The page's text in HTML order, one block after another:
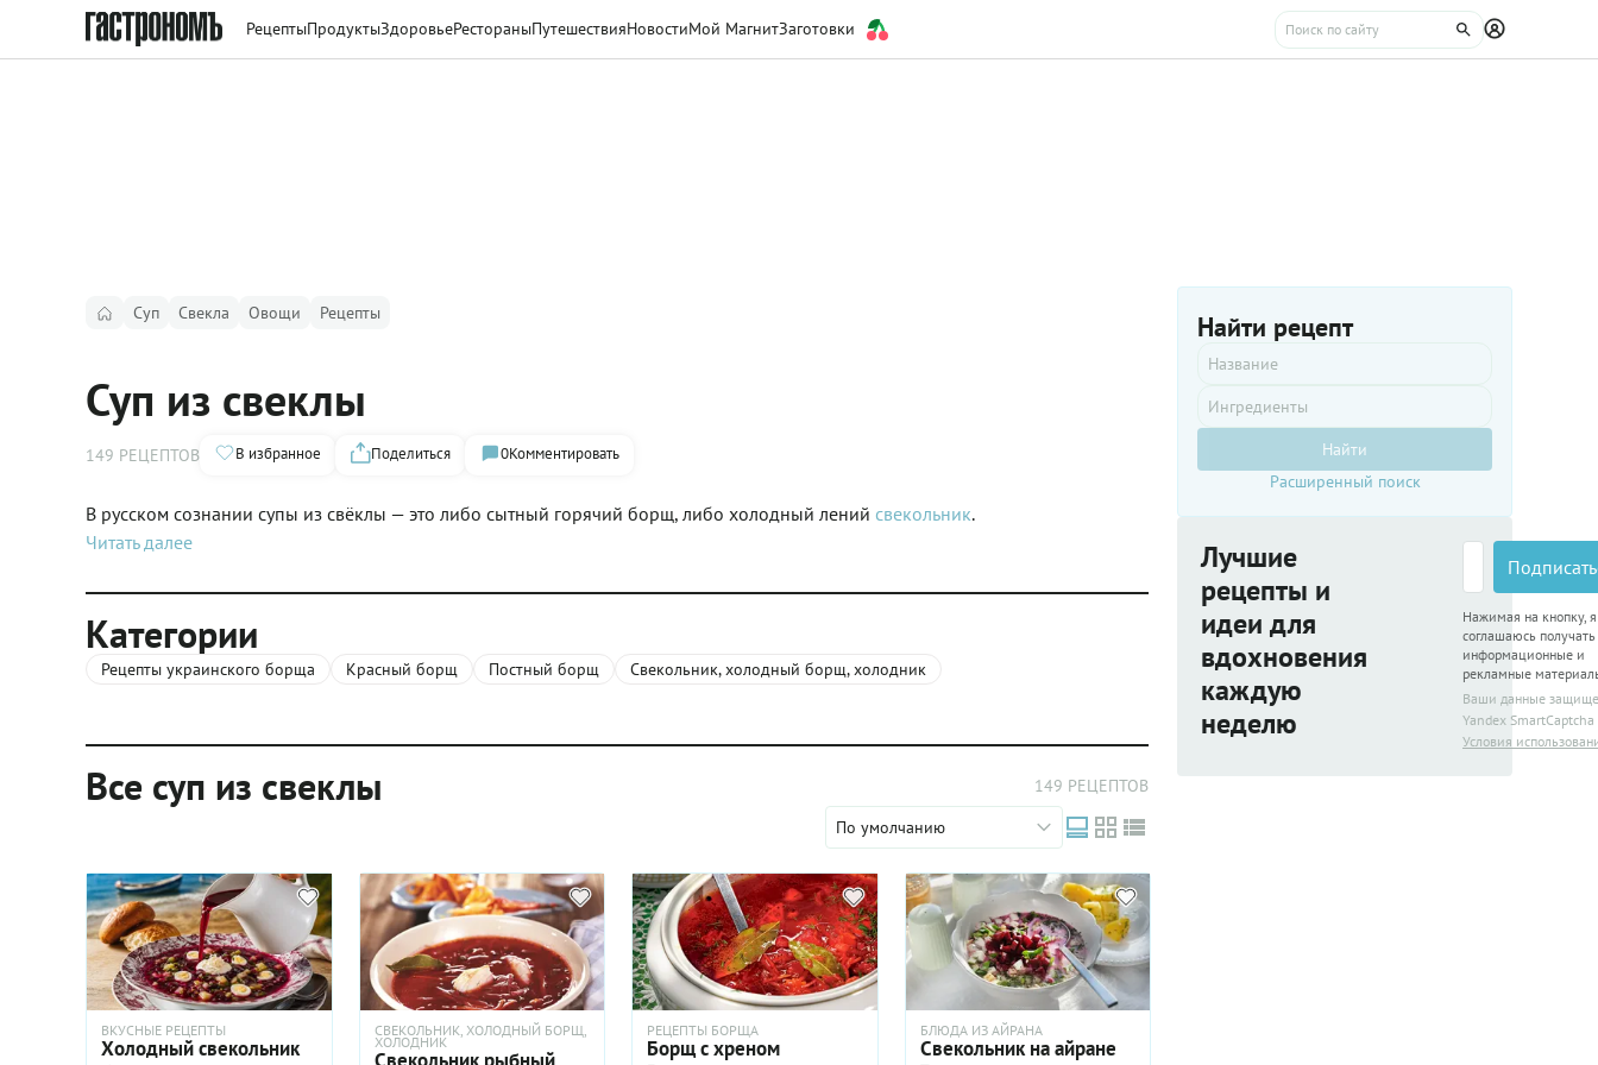
РецептыПродуктыЗдоровьеРестораныПутешествияНовостиМой МагнитЗаготовки
Суп Свекла Овощи Рецепты
Суп из свеклы
149 РЕЦЕПТОВ В избранное Поделиться 0Комментировать
В русском сознании супы из свёклы — это либо сытный горячий борщ, либо холодный лений свекольник.
Читать далее
Категории
Рецепты украинского борща Красный борщ Постный борщ Свекольник, холодный борщ, холодник
Все суп из свеклы
149 РЕЦЕПТОВ
По умолчанию
ВКУСНЫЕ РЕЦЕПТЫ
Холодный свекольник
СВЕКОЛЬНИК, ХОЛОДНЫЙ БОРЩ,
ХОЛОДНИК
РЕЦЕПТЫ БОРЩА
Борщ с хреном
БЛЮДА ИЗ АЙРАНА
Свекольник на айране
Найти рецепт
Найти
Расширенный поиск
Лучшие
рецепты и
идеи для
вдохновения
каждую
неделю
Нажимая на кнопку, я
соглашаюсь получать
информационные и
рекламные
Ваши данные
Yandex SmartCaptcha
Условия